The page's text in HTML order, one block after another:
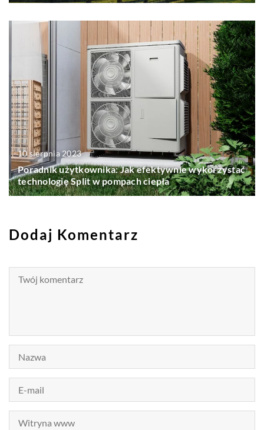
10 sierpnia 2023
Poradnik użytkownika: Jak efektywnie wykorzystać
technologię Split w pompach ciepła
Dodaj Komentarz